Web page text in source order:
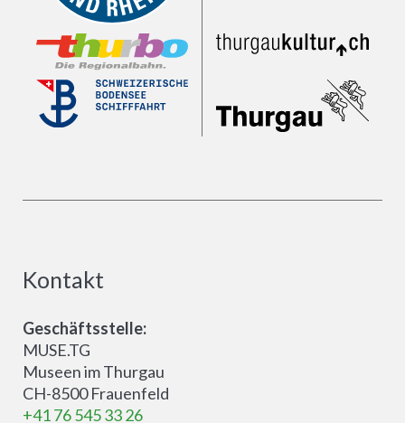
Kontakt
Geschäftsstelle:
MUSE.TG
Museen im Thurgau
CH-8500 Frauenfeld
+41 76 545 33 26